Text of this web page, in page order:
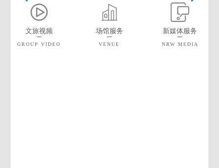
文旅视频
GROUP VIDEO
场馆服务
VENUE
新媒体服务
NRW MEDIA